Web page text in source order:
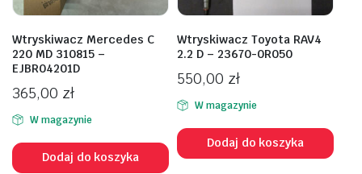
Wtryskiwacz Mercedes C
220 MD 310815 –
EJBR04201D
365,00 zł
W magazynie
Dodaj do koszyka
Wtryskiwacz Toyota RAV4
2.2 D – 23670-0R050
550,00 zł
W magazynie
Dodaj do koszyka